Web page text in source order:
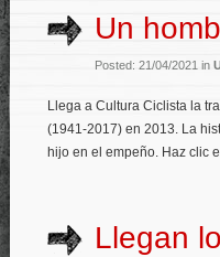
Un
Posted: 21/04/2021 in
Llega a Cultura Ciclista la
(1941-2017) en 2013. La
hijo en el empeño. Haz clic
Llegan